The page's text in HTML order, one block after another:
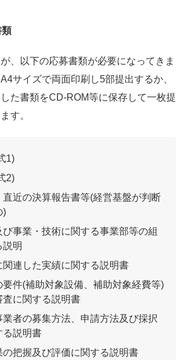
類
、以下の応募書類が必要になってきま
サイズで両面印刷し5部提出するか、
た書類をCD-ROM等に保存して一枚提
す。
1)
2)
直近の決算報告書等(経営基盤が判断
)
事業・技術に関する事業部等の組
説明
関連した実績に関する説明書
要件(補助対象設備、補助対象経費等)
査に関する説明書
業者の募集方法、申請方法及び採択
る説明書
の把握及び評価に関する説明書